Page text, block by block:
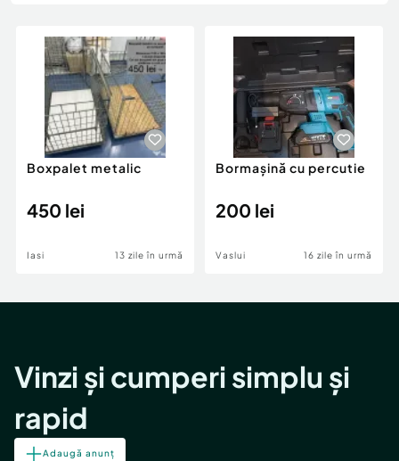
Animale de companie
Afaceri și echipamente profesionale
Inchiriere Bunuri si Vehicule
Piese auto si accesorii
Dacia Duster
Boxpalet metalic
450 lei
Iasi 13 zile în urmă
Bormașină cu percutie
200 lei
Vaslui 16 zile în urmă
Vinzi și cumperi simplu și
rapid
Adaugă anunț